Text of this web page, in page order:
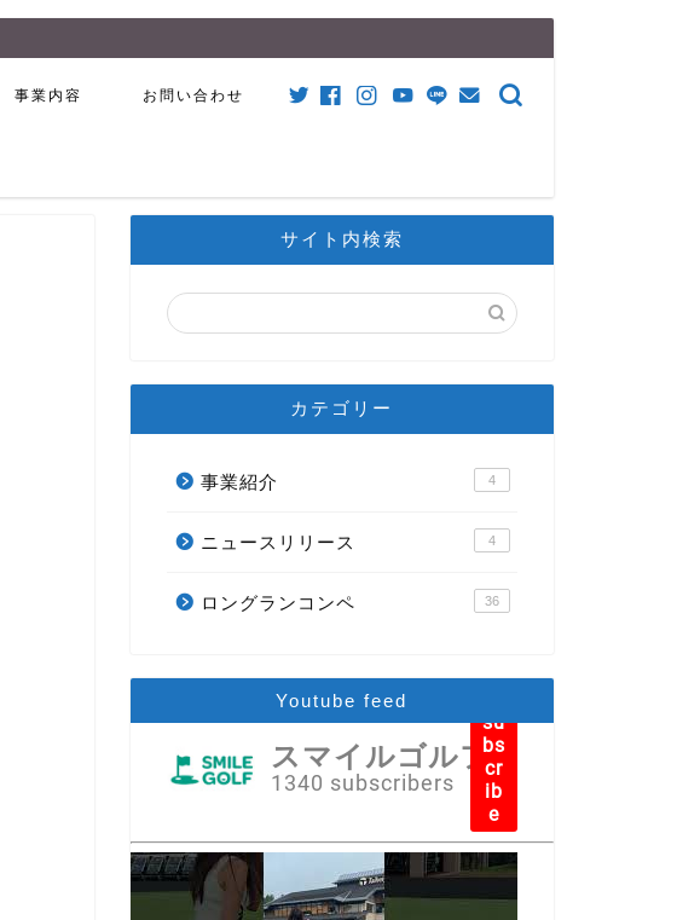
事業内容 お問い合わせ
サイト内検索
カテゴリー
事業紹介 4
ニュースリリース 4
ロングランコンペ 36
Youtube feed
スマイルゴルフ
1340 subscribers
su
bs
cr
ib
e